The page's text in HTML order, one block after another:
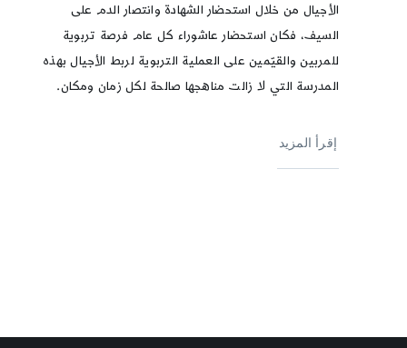
الأجيال من خلال استحضار الشهادة وانتصار الدم على
السيف، فكان استحضار عاشوراء كل عام فرصة تربوية
للمربين والقيّمين على العملية التربوية لربط الأجيال بهذه
المدرسة التي لا زالت مناهجها صالحة لكل زمان ومكان.
إقرأ المزيد